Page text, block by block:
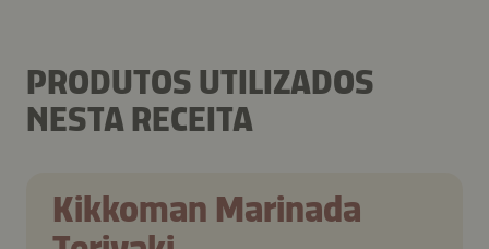
PRODUTOS UTILIZADOS
NESTA RECEITA
Kikkoman Marinada